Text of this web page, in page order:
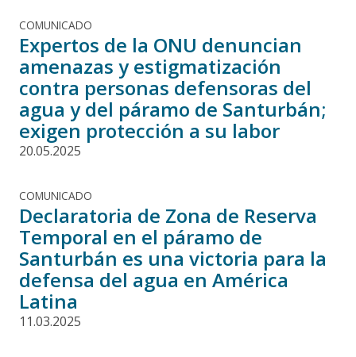
COMUNICADO
Expertos de la ONU denuncian
amenazas y estigmatización
contra personas defensoras del
agua y del páramo de Santurbán;
exigen protección a su labor
20.05.2025
COMUNICADO
Declaratoria de Zona de Reserva
Temporal en el páramo de
Santurbán es una victoria para la
defensa del agua en América
Latina
11.03.2025